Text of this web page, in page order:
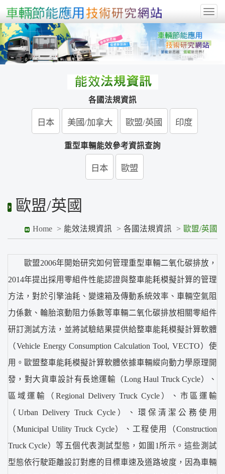
各國法規資訊
日本 美國/加拿大 歐盟/英國 印度
重型車輛能效參考資訊查詢
日本 歐盟
歐盟/英國
Home 能效法規資訊 各國法規資訊 歐盟/英國
歐盟2006年開始研究如何管理重型車輛二氧化碳排放，
2014年提出採用零組件性能認證與整車能耗模擬計算的管理
方法，對於引擎油耗、變速箱及傳動系統效率、車輛空氣阻
力係數、輪胎滾動阻力係數等車輛二氧化碳排放相關零組件
研訂測試方法，並將試驗結果提供給整車能耗模擬計算軟體
（Vehicle Energy Consumption Calculation Tool, VECTO）使
用。歐盟整車能耗模擬計算軟體依據車輛縱向動力學原理開
發，對大貨車設計有長途運輸（Long Haul Truck Cycle）、
區域運輸（Regional Delivery Truck Cycle）、市區運輸
（Urban Delivery Truck Cycle）、環保清潔公務使用
（Municipal Utility Truck Cycle）、工程使用（Construction
Truck Cycle）等五個代表測試型態，如圖1所示。這些測試
型態依行駛距離設訂對應的目標車速及道路坡度，因為車輛